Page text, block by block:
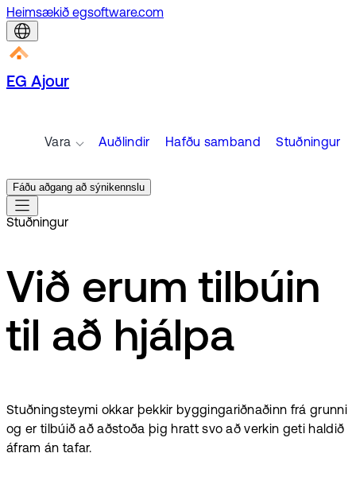
Heimsækið egsoftware.com
EG Ajour
Vara Auðlindir Hafðu samband Stuðningur
Fáðu aðgang að sýnikennslu
Stuðningur
Við erum tilbúin
til að hjálpa
Stuðningsteymi okkar þekkir byggingariðnaðinn frá grunni
og er tilbúið að aðstoða þig hratt svo að verkin geti haldið
áfram án tafar.